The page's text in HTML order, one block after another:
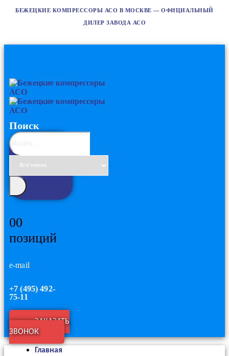
БЕЖЕЦКИЕ КОМПРЕССОРЫ АСО В МОСКВЕ — ОФИЦИАЛЬНЫЙ
ДИЛЕР ЗАВОДА АСО
Поиск
00
позиций
e-mail
+7 (495) 492-
75-11
ЗАКАЗАТЬ
ЗВОНОК
Главная